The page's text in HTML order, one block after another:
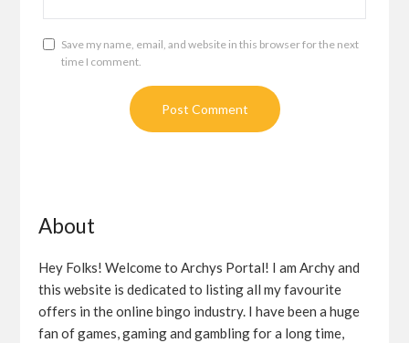
Save my name, email, and website in this browser for the next
time I comment.
About
Hey Folks! Welcome to Archys Portal! I am Archy and
this website is dedicated to listing all my favourite
offers in the online bingo industry. I have been a huge
fan of games, gaming and gambling for a long time,